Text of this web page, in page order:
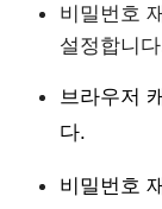
비밀번호
설정합니
브라우저
다.
비밀번호